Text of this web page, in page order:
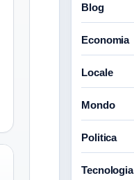
Blog
Economia
Locale
Mondo
Politica
Tecnologia